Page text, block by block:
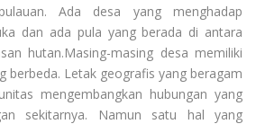
Ada desa yang menghadap
dan ada pula yang berada di antara
hutan.Masing-masing desa memiliki
berbeda. Letak geografis yang beragam
mengembangkan hubungan yang
sekitarnya. Namun satu hal yang